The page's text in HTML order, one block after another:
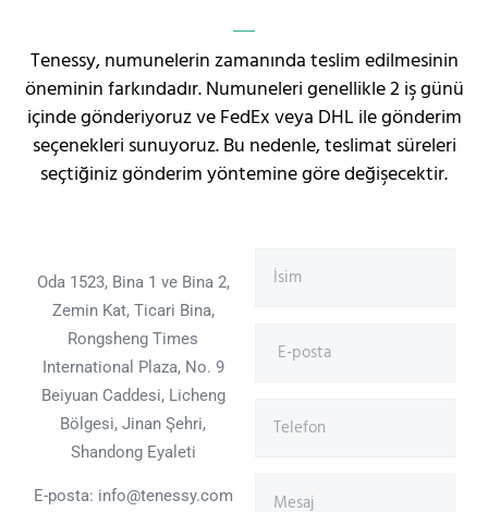
Tenessy, numunelerin zamanında teslim edilmesinin
öneminin farkındadır. Numuneleri genellikle 2 iş günü
içinde gönderiyoruz ve FedEx veya DHL ile gönderim
seçenekleri sunuyoruz. Bu nedenle, teslimat süreleri
seçtiğiniz gönderim yöntemine göre değişecektir.
Oda 1523, Bina 1 ve Bina 2,
Zemin Kat, Ticari Bina,
Rongsheng Times
International Plaza, No. 9
Beiyuan Caddesi, Licheng
Bölgesi, Jinan Şehri,
Shandong Eyaleti
E-posta: info@tenessy.com